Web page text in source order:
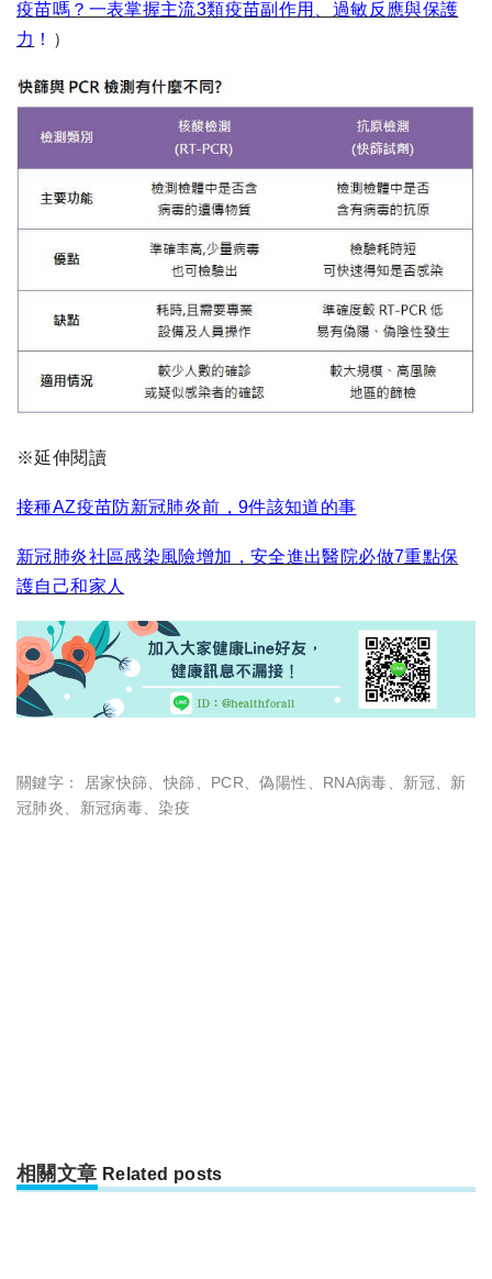
疫苗嗎？一表掌握主流3類疫苗副作用、過敏反應與保護
力 ！ ）
※延伸閱讀
接種AZ疫苗防新冠肺炎前，9件該知道的事
新冠肺炎社區感染風險增加，安全進出醫院必做7重點保
護自己和家人
關鍵字： 居家快篩 、快篩 PCR 、偽陽性 RNA病毒 新冠、 新
冠肺炎
新冠病毒 、染疫
相關文章 Related posts